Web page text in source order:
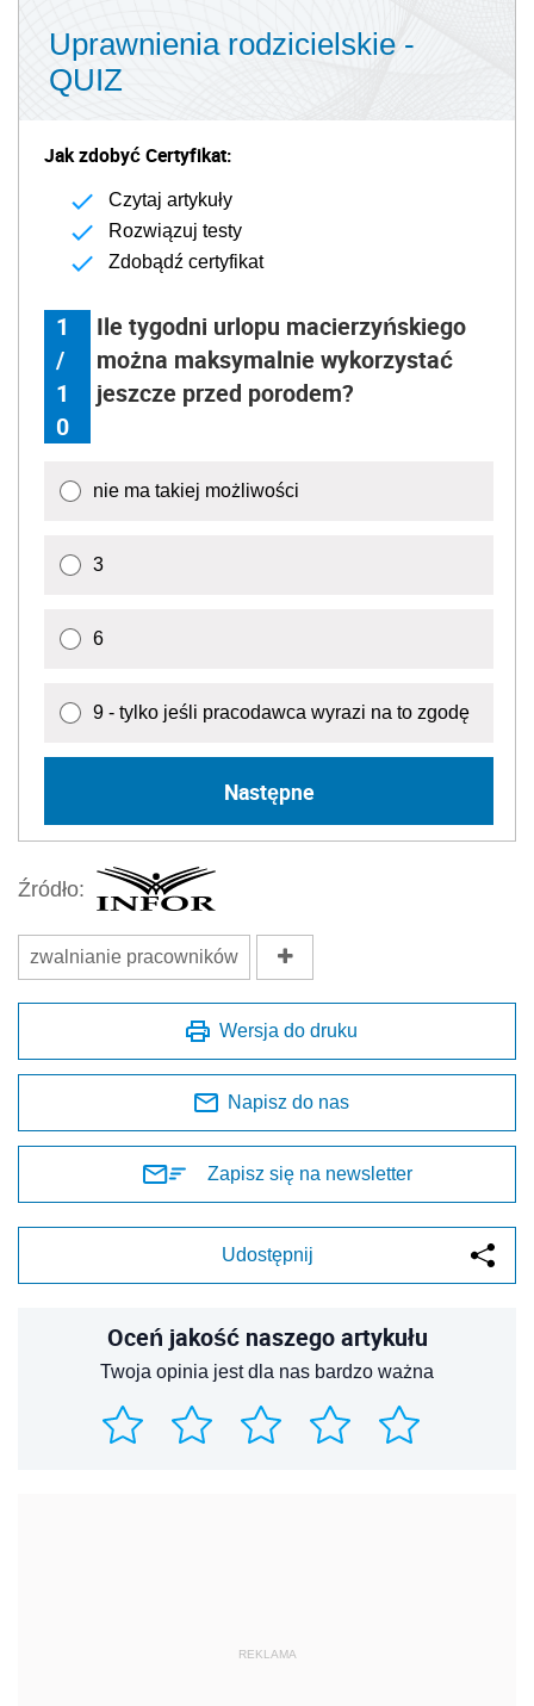
Uprawnienia rodzicielskie -
QUIZ
Jak zdobyć Certyfikat:
Czytaj artykuły
Rozwiązuj testy
Zdobądź certyfikat
1
/
1
0
Ile tygodni urlopu macierzyńskiego
można maksymalnie wykorzystać
jeszcze przed porodem?
nie ma takiej możliwości
3
6
9 - tylko jeśli pracodawca wyrazi na to zgodę
Następne
Źródło:
zwalnianie pracowników
Wersja do druku
Napisz do nas
Zapisz się na newsletter
Udostępnij
Oceń jakość naszego artykułu
Twoja opinia jest dla nas bardzo ważna
REKLAMA